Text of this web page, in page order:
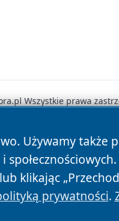
Używamy
klikając
prywatności.
Wszystkie prawa
Polityka